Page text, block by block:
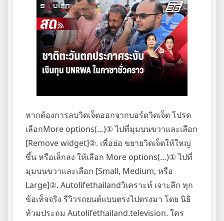
หากต้องการลบวิดเจ็ตออกจากบอร์ดวิดเจ็ต โปรด
เลือกMore options(…)① ไปที่มุมบนขวาและเลือก
[Remove widget]②. เพื่อย่อ ขยายวิดเจ็ตให้ใหญ่
ขึ้น หรือเล็กลง ให้เลือก More options(…)① ไปที่
มุมบนขวาและเลือก [Small, Medium, หรือ
Large]②. Autolifethailandวิเคราะห์ เจาะลึก ทุก
ข้อเท็จจริง รีวิวรถยนต์แบบตรงไปตรงมา โดย นิธิ
ท้วมประถม Autolifethailand.television. ใคร